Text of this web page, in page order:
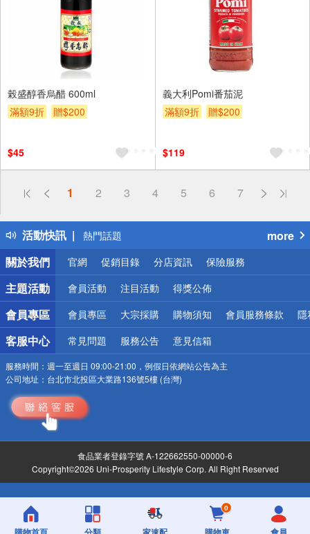
榖盛醇香烏醋 600ml
滿額9折
贈$200
$45
義大利Pomi番茄泥
滿額9折
贈$200
$119
1 2 3 4 5 6 7
活動快訊
詐騙網頁！請小心！
熱門話題
銀行優惠
偏遠地區配送
詐騙網頁！請小心！
more
關於我們
官網 促銷目錄 分店資訊 保險服務
主題活動 會員活動 注目活動 得獎公佈
會員專區 會員專區 大宗採購 購物須知 會員服務條款 隱
客服中心 常見問題 服務公告 意見信箱
服務時間： 週一至週日 09:00-21:00，例假日依網站公告為主
公司地址： 台北市北投區大業路136號5樓 (台灣)
食品業者登錄字號 A-122662550-00000-6
Copyright©2026 Uni-Prosperity Lifestyle Corp. All Right Reserved
0